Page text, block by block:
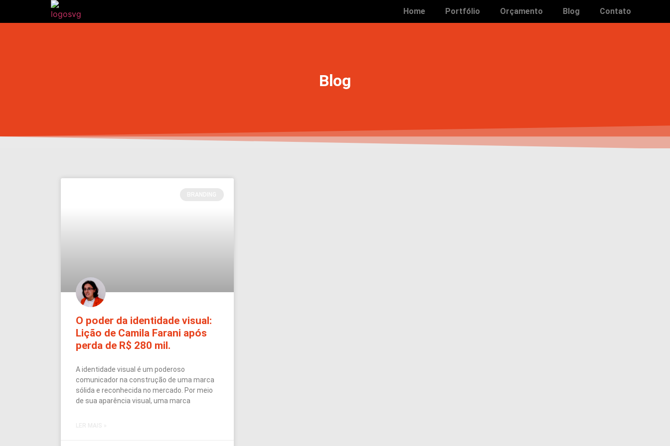
Home Portfólio Orçamento Blog Contato
Blog
O poder da identidade visual:
Lição de Camila Farani após
perda de R$ 280 mil.
A identidade visual é um poderoso
comunicador na construção de uma marca
sólida e reconhecida no mercado. Por meio
de sua aparência visual, uma marca